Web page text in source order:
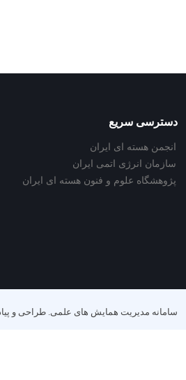
دسترسی سریع
انجمن هسته ای ایران
سازمان انرژی اتمی ایران
پژوهشگاه علوم و فنون هسته ای ایران
سامانه مدیریت همایش های علمی. طراحی و